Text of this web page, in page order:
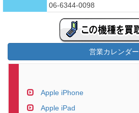
06-6344-0098
営業カレンダー
Apple iPhone
Apple iPad